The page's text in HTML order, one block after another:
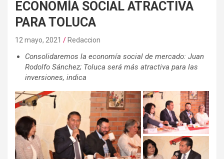
ECONOMÍA SOCIAL ATRACTIVA
PARA TOLUCA
12 mayo, 2021 Redaccion
Consolidaremos la economía social de mercado: Juan
Rodolfo Sánchez; Toluca será más atractiva para las
inversiones, indica